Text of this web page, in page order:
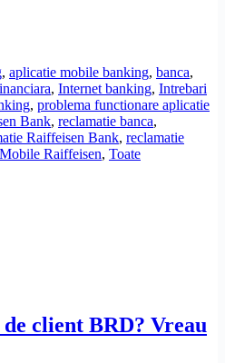
, aplicatie mobile banking, banca,
, Internet banking, Intrebari
, problema functionare aplicatie
Bank, reclamatie banca,
Raiffeisen Bank, reclamatie
Raiffeisen, Toate
client BRD? Vreau